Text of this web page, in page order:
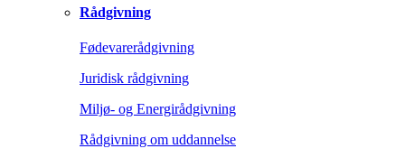
Rådgivning
Fødevarerådgivning
Juridisk rådgivning
Miljø- og Energirådgivning
Rådgivning om uddannelse